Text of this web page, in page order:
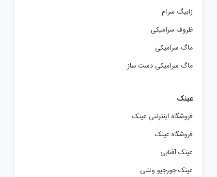
زابیگ سرام
ظروف سرامیکی
ماگ سرامیکی
ماگ سرامیکی دست ساز
عینک
فروشگاه اینترنتی عینک
فروشگاه عینک
عینک آفتابی
عینک جورجیو ولنتی